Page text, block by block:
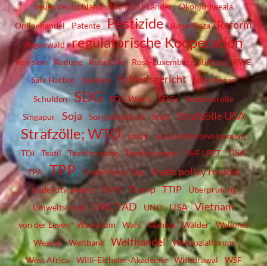
neues deutschland
Nicht-EU-Länder
Okonjo-Iweala
Onlinehandel
Patente Pestizide Rana Plaza Reform
Regenwald regulatorische Kooperation
Revision Rodung Rohstoffe Rosa-Luxemburg-Stiftung
RWE
Safe Harbor
Sanders Schiedsgericht
Schirdewan
Schulden
SDG SDG Watch SDGs
Seidenstraße
Singapur
Soja Sorgfaltspflicht Stahl Strafzölle USA
Strafzölle; WTO study
sustainable development
TDI
Textil Textilbranche Textilstrategie THE LEFT TiSA
TPA TPP Trade Policy Day trade policy review
trade-city-award TRIPS Trump TTIP
Überprüfung
Umweltschutz
UNCTAD UNO USA Vietnam
von der Leyen Wachstum Wahl Wahlen Wälder
Wallonie
Weaver
Weltbank Welthandel
Weltsozialforum
West Africa
Willi-Eicheler-Akademie Withdrawal WSF